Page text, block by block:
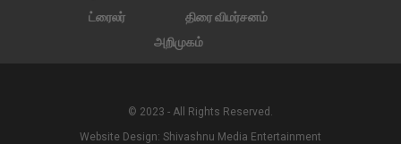
ட்ரைலர்
திரை விமர்சனம்
அறிமுகம்
© 2023 - All Rights Reserved.
Website Design: Shivashnu Media Entertainment